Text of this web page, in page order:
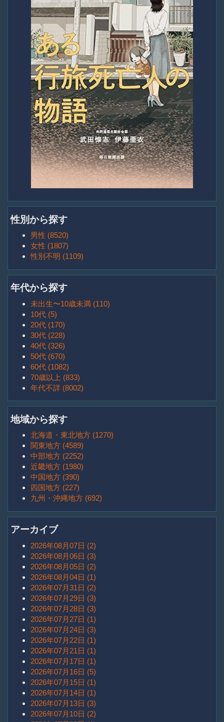
性別から探す
男性 (8520)
女性 (1807)
性別不明 (1109)
年代から探す
未出生〜10歳未満 (110)
10代 (5)
20代 (170)
30代 (228)
40代 (326)
50代 (670)
60代 (1082)
70歳以上 (833)
年代不詳 (8002)
地域から探す
北海道・東北地方 (1270)
関東地方 (4589)
中部地方 (2252)
近畿地方 (1980)
中国地方 (390)
四国地方 (227)
九州・沖縄地方 (692)
アーカイブ
2026年08月07日 (2)
2026年08月06日 (3)
2026年08月05日 (2)
2026年08月04日 (1)
2026年07月31日 (2)
2026年07月29日 (3)
2026年07月28日 (3)
2026年07月27日 (1)
2026年07月24日 (3)
2026年07月22日 (1)
2026年07月21日 (1)
2026年07月17日 (1)
2026年07月16日 (5)
2026年07月15日 (1)
2026年07月14日 (1)
2026年07月13日 (3)
2026年07月10日 (2)